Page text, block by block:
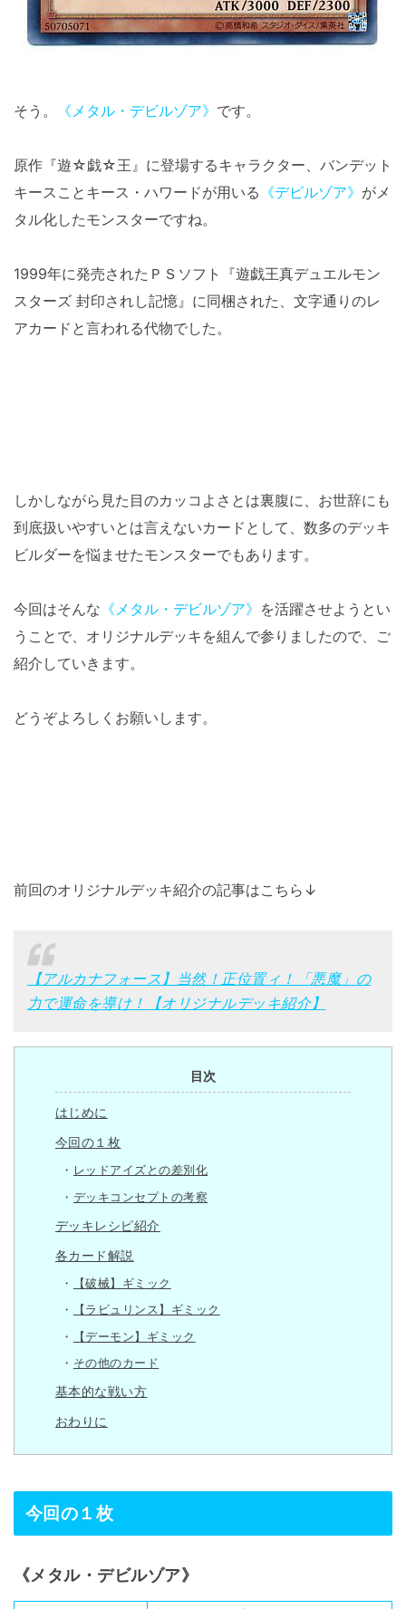
そう。 《メタル・デビルゾア》 です。
原作『遊☆戯☆王』に登場するキャラクター、バンデット
キースことキース・ハワードが用いる 《デビルゾア》 がメ
タル化したモンスターですね。
1999年に発売されたＰＳソフト『遊戯王真デュエルモン
スターズ 封印されし記憶』に同梱された、文字通りのレ
アカードと言われる代物でした。
しかしながら見た目のカッコよさとは裏腹に、お世辞にも
到底扱いやすいとは言えないカードとして、数多のデッキ
ビルダーを悩ませたモンスターでもあります。
今回はそんな 《メタル・デビルゾア》 を活躍させようとい
うことで、オリジナルデッキを組んで参りましたので、ご
紹介していきます。
どうぞよろしくお願いします。
前回のオリジナルデッキ紹介の記事はこちら↓
【アルカナフォース】当然！正位置ィ！「悪魔」の
力で運命を導け！【オリジナルデッキ紹介】
目次
はじめに
今回の１枚
レッドアイズとの差別化
デッキコンセプトの考察
デッキレシピ紹介
各カード解説
【破械】ギミック
【ラビュリンス】ギミック
【デーモン】ギミック
その他のカード
基本的な戦い方
おわりに
今回の１枚
《メタル・デビルゾア》